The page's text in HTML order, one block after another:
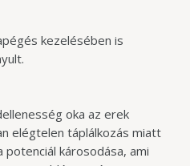
kezelésében is
oka az erek
elégtelen táplálkozás miatt
potenciál károsodása, ami